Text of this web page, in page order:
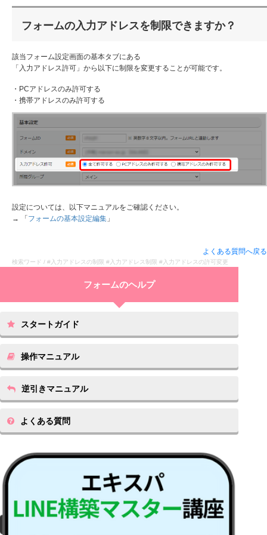
フォームの入力アドレスを制限できますか？
該当フォーム設定画面の基本タブにある
「入力アドレス許可」から以下に制限を変更することが可能です。
・PCアドレスのみ許可する
・携帯アドレスのみ許可する
設定については、以下マニュアルをご確認ください。
→ 「フォームの基本設定編集 」
よくある質問へ戻る
検索ワード / #入力アドレスの制限 #入力アドレス制限 #入力アドレスの許可変更
スタートガイド
操作マニュアル
逆引きマニュアル
よくある質問